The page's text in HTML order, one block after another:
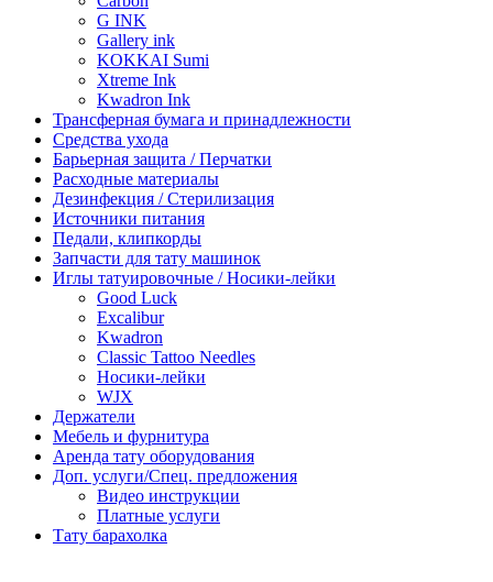
G INK
Gallery ink
KOKKAI Sumi
Xtreme Ink
Kwadron Ink
Трансферная бумага и принадлежности
Средства ухода
Барьерная защита / Перчатки
Расходные материалы
Дезинфекция / Стерилизация
Источники питания
Педали, клипкорды
Запчасти для тату машинок
Иглы татуировочные / Носики-лейки
Good Luck
Excalibur
Kwadron
Classic Tattoo Needles
Носики-лейки
WJX
Держатели
Мебель и фурнитура
Аренда тату оборудования
Доп. услуги/Спец. предложения
Видео инструкции
Платные услуги
Тату барахолка